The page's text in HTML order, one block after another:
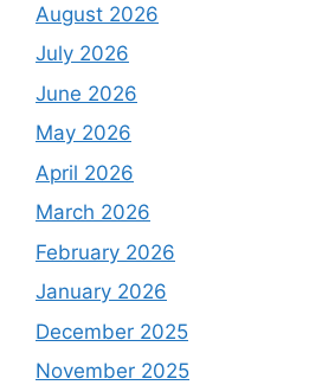
August 2026
July 2026
June 2026
May 2026
April 2026
March 2026
February 2026
January 2026
December 2025
November 2025